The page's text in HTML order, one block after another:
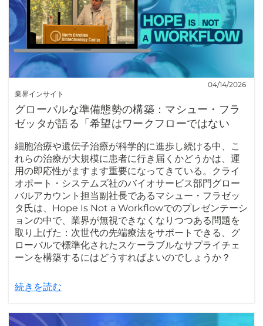
業界インサイト
04/14/2026
グローバルな準備態勢の構築：マシュー・フラ
ゼッタが語る「希望はワークフローではない
細胞治療や遺伝子治療が科学的に進歩し続ける中、こ
れらの治療が大規模に患者に行き届くかどうかは、運
用の即応性がますます重要になってきている。クライ
オポート・システムズ社のバイオサービス部門グロー
バルアカウント担当副社長であるマシュー・フラゼッ
タ氏は、Hope Is Not a Workflowでのプレゼンテーシ
ョンの中で、業界が無視できなくなりつつある問題を
取り上げた：次世代の先端療法をサポートできる、グ
ローバルで標準化されたスケーラブルなサプライチェ
ーンを構築するにはどうすればよいのでしょうか？
続きを読む